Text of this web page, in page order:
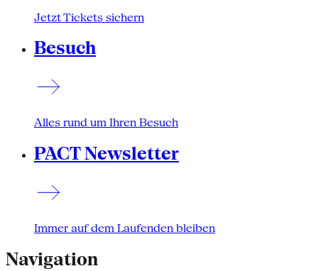
Jetzt Tickets sichern
Besuch
Alles rund um Ihren Besuch
PACT Newsletter
Immer auf dem Laufenden bleiben
Navigation